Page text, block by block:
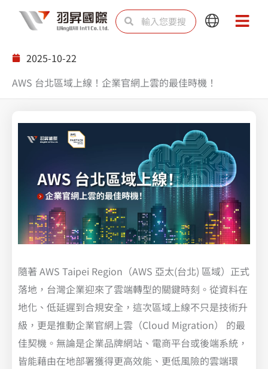
搜
尋 尋
Main
Main
2025-10-22
AWS 台北區域上線！企業官網上雲的最佳時機！
隨著 AWS Taipei Region（AWS 亞太(台北) 區域）正式
落地，台灣企業迎來了雲端轉型的關鍵時刻。從資料在
地化、低延遲到合規安全，這次區域上線不只是技術升
級，更是推動企業官網上雲（Cloud Migration） 的最
佳契機。無論是企業品牌網站、電商平台或後端系統，
皆能藉由在地部署獲得更高效能、更低風險的雲端環